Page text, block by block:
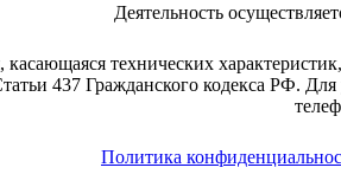
Деятельность
технических
437 Гражданского кодекса РФ.
Политика